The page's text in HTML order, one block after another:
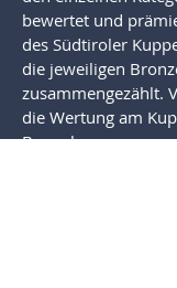
bewertet und
des Südtiroler
die jeweiligen
zusammengezählt.
die Wertung am
Bewerbsgruppe an